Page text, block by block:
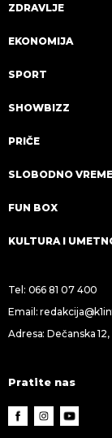
ZDRAVLJE
EKONOMIJA
SPORT
SHOWBIZZ
PRIČE
SLOBODNO VREME
FUN BOX
KULTURA I
Tel: 066 81 07 400
Email:
Adresa: Dečanska
Pratite nas